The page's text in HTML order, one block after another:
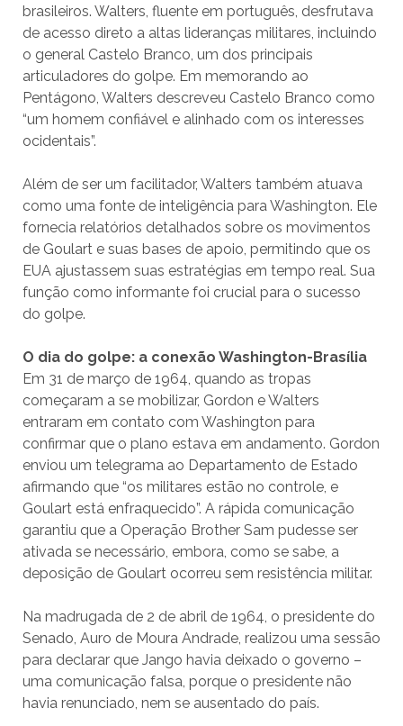
brasileiros. Walters, fluente em português, desfrutava
de acesso direto a altas lideranças militares, incluindo
o general Castelo Branco, um dos principais
articuladores do golpe. Em memorando ao
Pentágono, Walters descreveu Castelo Branco como
“um homem confiável e alinhado com os interesses
ocidentais”.
Além de ser um facilitador, Walters também atuava
como uma fonte de inteligência para Washington. Ele
fornecia relatórios detalhados sobre os movimentos
de Goulart e suas bases de apoio, permitindo que os
EUA ajustassem suas estratégias em tempo real. Sua
função como informante foi crucial para o sucesso
do golpe.
O dia do golpe: a conexão Washington-Brasília
Em 31 de março de 1964, quando as tropas
começaram a se mobilizar, Gordon e Walters
entraram em contato com Washington para
confirmar que o plano estava em andamento. Gordon
enviou um telegrama ao Departamento de Estado
afirmando que “os militares estão no controle, e
Goulart está enfraquecido”. A rápida comunicação
garantiu que a Operação Brother Sam pudesse ser
ativada se necessário, embora, como se sabe, a
deposição de Goulart ocorreu sem resistência militar.
Na madrugada de 2 de abril de 1964, o presidente do
Senado, Auro de Moura Andrade, realizou uma sessão
para declarar que Jango havia deixado o governo –
uma comunicação falsa, porque o presidente não
havia renunciado, nem se ausentado do país.